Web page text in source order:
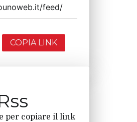
COPIA LINK
per copiare il link